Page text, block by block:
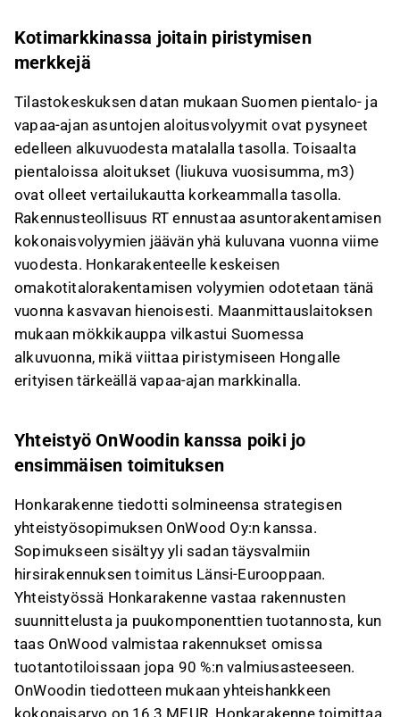
Tämä sisältö on tekoälyn tuottamaa. Anna siihen
liittyvää palautetta Inderesin
Kotimarkkinassa joitain piristymisen
merkkejä
Tilastokeskuksen datan mukaan Suomen pientalo- ja
vapaa-ajan asuntojen aloitusvolyymit ovat pysyneet
edelleen alkuvuodesta matalalla tasolla. Toisaalta
pientaloissa aloitukset (liukuva vuosisumma, m3)
ovat olleet vertailukautta korkeammalla tasolla.
Rakennusteollisuus RT ennustaa asuntorakentamisen
kokonaisvolyymien jäävän yhä kuluvana vuonna viime
vuodesta. Honkarakenteelle keskeisen
omakotitalorakentamisen volyymien odotetaan tänä
vuonna kasvavan hienoisesti. Maanmittauslaitoksen
mukaan mökkikauppa vilkastui Suomessa
alkuvuonna, mikä viittaa piristymiseen Hongalle
erityisen tärkeällä vapaa-ajan markkinalla.
Yhteistyö OnWoodin kanssa poiki jo
ensimmäisen toimituksen
Honkarakenne tiedotti solmineensa strategisen
yhteistyösopimuksen OnWood Oy:n kanssa.
Sopimukseen sisältyy yli sadan täysvalmiin
hirsirakennuksen toimitus Länsi-Eurooppaan.
Yhteistyössä Honkarakenne vastaa rakennusten
suunnittelusta ja puukomponenttien tuotannosta, kun
taas OnWood valmistaa rakennukset omissa
tuotantotiloissaan jopa 90 %:n valmiusasteeseen.
OnWoodin tiedotteen mukaan yhteishankkeen
kokonaisarvo on 16,3 MEUR. Honkarakenne toimittaa